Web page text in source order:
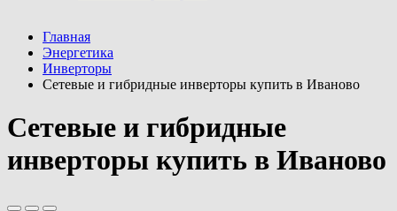
Главная
Энергетика
Инверторы
Сетевые и гибридные инверторы купить в Иваново
Сетевые и гибридные
инверторы купить в Иваново